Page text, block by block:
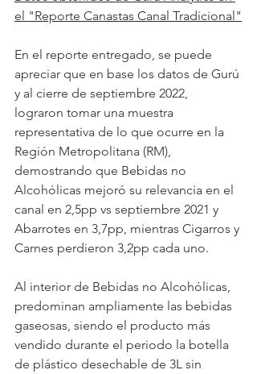
el "Reporte Canastas Canal Tradicional"
En el reporte entregado, se puede
apreciar que en base los datos de Gurú
y al cierre de septiembre 2022,
lograron tomar una muestra
representativa de lo que ocurre en la
Región Metropolitana (RM),
demostrando que Bebidas no
Alcohólicas mejoró su relevancia en el
canal en 2,5pp vs septiembre 2021 y
Abarrotes en 3,7pp, mientras Cigarros y
Carnes perdieron 3,2pp cada uno.
Al interior de Bebidas no Alcohólicas,
predominan ampliamente las bebidas
gaseosas, siendo el producto más
vendido durante el periodo la botella
de plástico desechable de 3L sin